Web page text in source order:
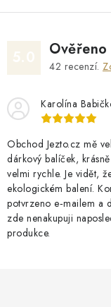
42 recenzí.
Karolína
Obchod Jezto.cz mě
dárkový balíček,
velmi rychle. Je vidět,
ekologickém balení.
potvrzeno e‑mailem a
zde nenakupuji
produkce.